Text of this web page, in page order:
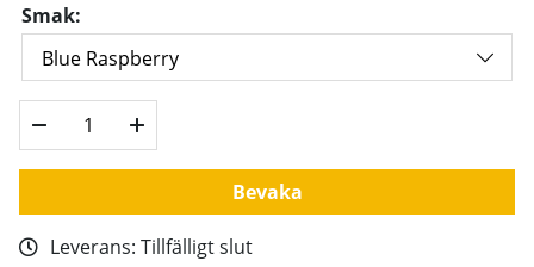
Smak:
Bevaka
Leverans: Tillfälligt slut